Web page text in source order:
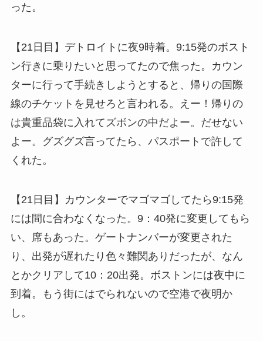
った。
【21日目】デトロイトに夜9時着。9:15発のボスト
ン行きに乗りたいと思ってたので焦った。カウン
ターに行って手続きしようとすると、帰りの国際
線のチケットを見せろと言われる。えー！帰りの
は貴重品袋に入れてズボンの中だよー。だせない
よー。グズグズ言ってたら、パスポートで許して
くれた。
【21日目】カウンターでマゴマゴしてたら9:15発
には間に合わなくなった。9：40発に変更してもら
い、席もあった。ゲートナンバーが変更された
り、出発が遅れたり色々難関ありだったが、なん
とかクリアして10：20出発。ボストンには夜中に
到着。もう街にはでられないので空港で夜明か
し。